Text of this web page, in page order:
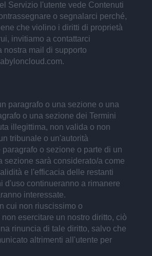
Servizio l'utente vede Contenuti
o segnalarci perché,
che violino i diritti di proprietà
invitiamo a contattarci
nostra mail di supporto
paragrafo o una sezione o una
o una sezione dei Termini
illegittima, non valida o non
tribunale o un'autorità
o sezione o parte di un
sezione sarà considerato/a come
e l'efficacia delle restanti
d'uso continueranno a rimanere
interessate.
cui non riuscissimo o
esercitare un nostro diritto, ciò
rinuncia di tale diritto, salvo che
altrimenti all'utente per